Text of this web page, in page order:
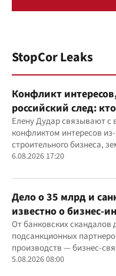
StopCor Leaks
Конфликт
российский след:
Елену Дудар связывают
конфликтом интересов
строительного бизнеса,
скандалов, судебных дел
6.08.2026 17:20
Дело о 35 млрд и
известно о бизнес-
"Родовид Банка"
От банковских
подсанкционных
производств — бизнес-
Дядечко до сих пор
5.08.2026 08:00